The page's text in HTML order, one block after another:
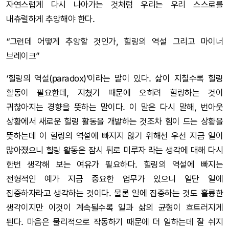
자연스럽게 다시 나아가는 것처럼 우리는 우리 스스로를
내츄럴하게 추앙해야 한다.
“그런데 어떻게 추앙할 것인가, 힐링의 역설 그리고 마이너
브레이크”
‘힐링의 역설(paradox)’이라는 말이 있다. 삶이 지칠수록 힐링
활동이 필요한데, 지쳤기 때문에 오히려 힐링하는 것이
귀찮아지는 경향을 뜻하는 말이다. 이 말은 다시 말해, 번아웃
상황에서 새로운 힐링 활동을 개발하는 것조차 힘이 드는 상황을
뜻하는데 이 힐링의 역설에 빠지지 않기 위해선 우선 지금 일이
많아졌으니 힐링 활동은 잠시 뒤로 미루자 라는 생각에 대해 다시
한번 생각해 보는 여유가 필요하다. 힐링의 역설에 빠지는
전형적인 예가 지금 중요한 업무가 있으니 일단 일에
집중하자라고 생각하는 것이다. 물론 일에 집중하는 것도 훌륭한
생각이지만 이것이 계속될수록 일과 삶의 균형이 흐트러지게
된다. 마음은 물리적으로 작동하기 때문에 더 일하는데 잘 쉬지